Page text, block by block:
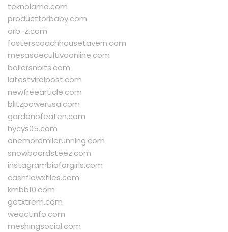
teknolama.com
productforbaby.com
orb-z.com
fosterscoachhousetavern.com
mesasdecultivoonline.com
boilersnbits.com
latestviralpost.com
newfreearticle.com
blitzpowerusa.com
gardenofeaten.com
hycys05.com
onemoremilerunning.com
snowboardsteez.com
instagrambioforgirls.com
cashflowxfiles.com
kmbb10.com
getxtrem.com
weactinfo.com
meshingsocial.com